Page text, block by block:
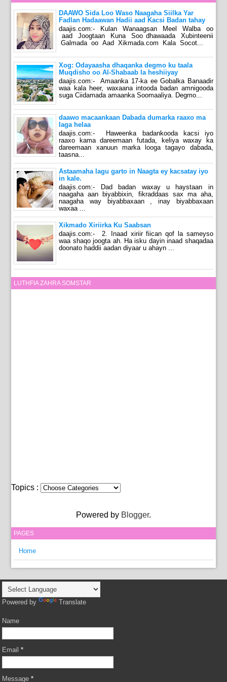
DAAWO Sida Loo Waso Naagaha Siilka Yar
Fadlan Hadaawan Hadii aad Kacsi Badan tahay
daajis.com:- Kulan Wanaagsan Meel Walba oo
aad Joogtaan Kuna Soo dhawaada Xubinteenii
Galmada oo Aad Xikmada.com Kala Socot...
Xog: Odayaasha dhaqanka degmo ku taala
Muqdisho oo Al-Shabaab la heshiiyay
daajis.com:- Amaanka 17-ka ee Gobalka Banaadir
waa kala heer, waxaana intooda badan amnigooda
suga Ciidamada amaanka Soomaaliya. Degmo...
daawo macaankaan Dabada dumarka raaxo ma
laga helaa
daajis.com:- Haweenka badankooda kacsi iyo
raaxo kama dareemaan futada, keliya waxay ka
dareemaan xanuun marka looga tagayo dabada,
taasna...
Astaamaha lagu garto in Naagta ey kacsatay iyo
in kale.
daajis.com:- Dad badan waxay u haystaan in
naagaha aan biyabbixin, fikraddaas sax ma aha,
naagaha way biyabbaxaan , inay biyabbaxaan
waxaa ...
Xikmado Xiriirka Ku Saabsan
daajis.com:- 2. Inaad xiriir fiican qof la sameyso
waa shaqo joogta ah. Ha isku dayin inaad shaqadaa
doonato haddii aadan diyaar u ahayn ...
LUTHFIA ZAHRA SOMSTAR
Topics :
Powered by Blogger.
PAGES
Home
Powered by Translate
Name
Email*
Message*